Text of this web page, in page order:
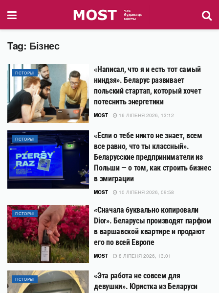
Tag: Бізнес
ГІСТОРЫІ
«Написал, что я и есть тот самый
ниндзя». Беларус развивает
польский стартап, который хочет
потеснить энергетики
MOST 16 ЛІПЕНЯ 2026, 13:12
ГІСТОРЫІ
«Если о тебе никто не знает, всем
все равно, что ты классный».
Беларусские предприниматели из
Польши — о том, как строить бизнес
в эмиграции
MOST 10 ЛІПЕНЯ 2026, 09:58
ГІСТОРЫІ
«Сначала буквально копировали
Dior». Беларусы производят парфюм
в варшавской квартире и продают
его по всей Европе
MOST 8 ЛІПЕНЯ 2026, 13:01
ГІСТОРЫІ
«Эта работа не совсем для
девушки». Юристка из Беларуси